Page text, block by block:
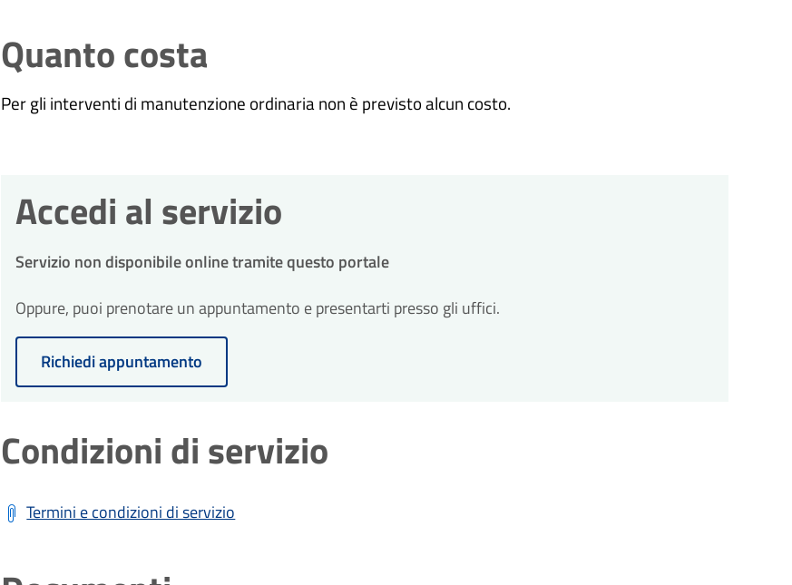
Quanto costa
Per gli interventi di manutenzione ordinaria non è previsto alcun costo.
Accedi al servizio
Servizio non disponibile online tramite questo portale
Oppure, puoi prenotare un appuntamento e presentarti presso gli uffici.
Richiedi appuntamento
Condizioni di servizio
Termini e condizioni di servizio